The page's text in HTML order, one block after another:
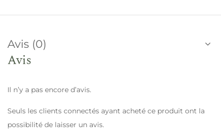
Avis (0)
Avis
Il n’y a pas encore d’avis.
Seuls les clients connectés ayant acheté ce produit ont la
possibilité de laisser un avis.